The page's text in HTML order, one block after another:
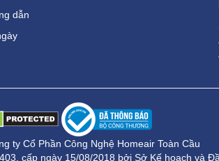
dẫn
ty Cổ Phần Công Nghệ Homeair Toàn Cầu
cấp ngày 15/08/2018 bởi Sở Kế hoạch và